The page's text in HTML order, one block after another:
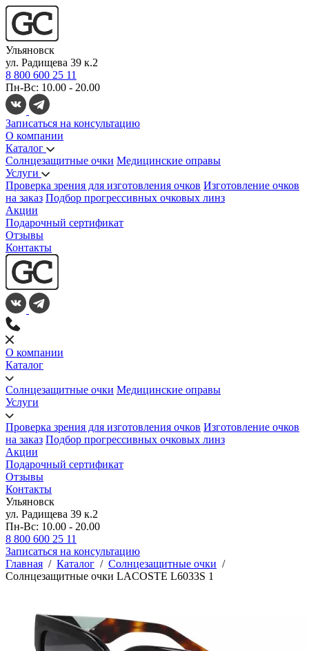
Ульяновск
ул. Радищева 39 к.2
8 800 600 25 11
Пн-Вс: 10.00 - 20.00
Записаться на консультацию
О компании
Каталог
Солнцезащитные очки Медицинские оправы
Услуги
Проверка зрения для изготовления очков Изготовление очков
на заказ Подбор прогрессивных очковых линз
Акции
Подарочный сертификат
Отзывы
Контакты
О компании
Каталог
Солнцезащитные очки Медицинские оправы
Услуги
Проверка зрения для изготовления очков Изготовление очков
на заказ Подбор прогрессивных очковых линз
Акции
Подарочный сертификат
Отзывы
Контакты
Ульяновск
ул. Радищева 39 к.2
Пн-Вс: 10.00 - 20.00
8 800 600 25 11
Записаться на консультацию
Главная / Каталог / Солнцезащитные очки /
Солнцезащитные очки LACOSTE L6033S 1